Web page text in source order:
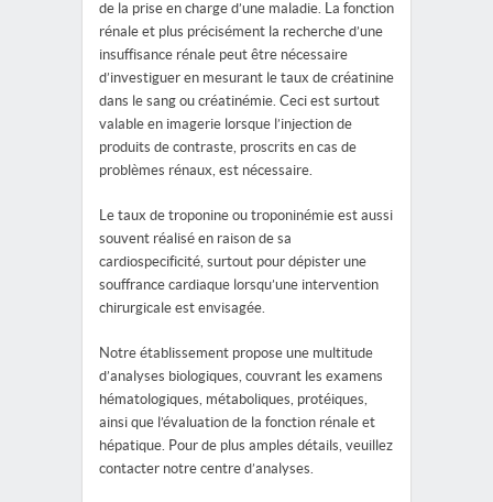
de la prise en charge d’une maladie. La fonction
rénale et plus précisément la recherche d’une
insuffisance rénale peut être nécessaire
d’investiguer en mesurant le taux de créatinine
dans le sang ou créatinémie. Ceci est surtout
valable en imagerie lorsque l’injection de
produits de contraste, proscrits en cas de
problèmes rénaux, est nécessaire.
Le taux de troponine ou troponinémie est aussi
souvent réalisé en raison de sa
cardiospecificité, surtout pour dépister une
souffrance cardiaque lorsqu’une intervention
chirurgicale est envisagée.
Notre établissement propose une multitude
d’analyses biologiques, couvrant les examens
hématologiques, métaboliques, protéiques,
ainsi que l’évaluation de la fonction rénale et
hépatique. Pour de plus amples détails, veuillez
contacter notre centre d’analyses.